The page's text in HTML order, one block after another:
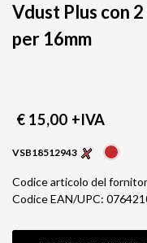
Vdust Plus con
per 16mm
€ 15,00 +IVA
VSB18512943
Codice articolo del
Codice EAN/UPC: